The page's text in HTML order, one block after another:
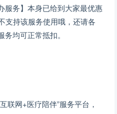
服务】本身已给到大家最优惠
支持该服务使用哦，还请各
均可正常抵扣。
联网+医疗陪伴”服务平台，